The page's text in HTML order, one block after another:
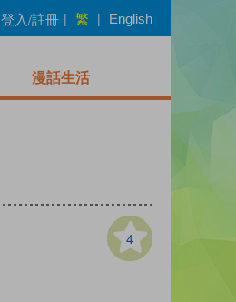
登入/註冊 | 繁 | English
漫話生活
4